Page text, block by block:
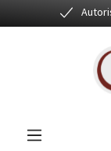
Zum Hauptinhalt